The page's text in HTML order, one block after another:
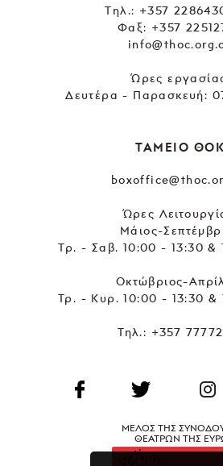
Tηλ.: +357
Φαξ: +357
Ώρες
Δευτέρα - Παρασκευή:
ΤΑΜΕΙΟ ΘΟΚ
Ώρες
Μάιος-
Τρ. - Σαβ. 10:00 - 13:30 &
Οκτώβριος-
Τρ. - Κυρ. 10:00 - 13:30 &
Τηλ.: +357
ΜΕΛΟΣ ΤΗΣ
ΘΕΑΤΡΩΝ ΤΗΣ